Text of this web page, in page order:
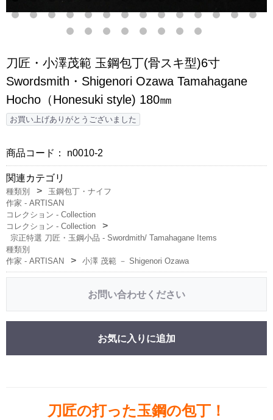
刀匠・小澤茂範 玉鋼包丁(骨スキ型)6寸
Swordsmith・Shigenori Ozawa Tamahagane
Hocho（Honesuki style) 180㎜
お買い上げありがとうございました
商品コード： n0010-2
関連カテゴリ
種類別
玉鋼包丁・ナイフ
作家 - ARTISAN
コレクション - Collection
コレクション - Collection
宗正特選 刀匠・玉鋼小品 - Swordmith/ Tamahagane Items
種類別
作家 - ARTISAN
小澤 茂範 － Shigenori Ozawa
お問い合わせください
お気に入りに追加
刀匠の打った玉鋼の包丁！